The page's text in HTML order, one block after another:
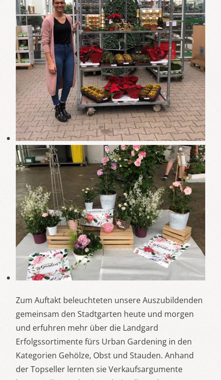
Zum Auftakt beleuchteten unsere Auszubildenden
gemeinsam den Stadtgarten heute und morgen
und erfuhren mehr über die Landgard
Erfolgssortimente fürs Urban Gardening in den
Kategorien Gehölze, Obst und Stauden. Anhand
der Topseller lernten sie Verkaufsargumente